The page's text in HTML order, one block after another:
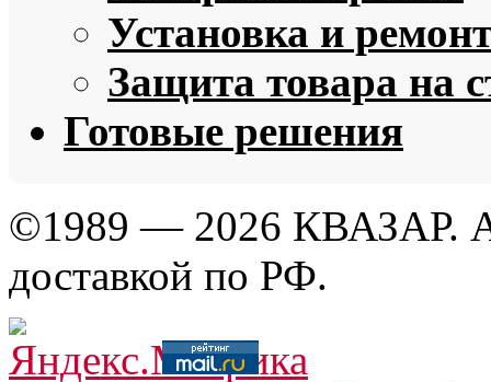
Установка и
Защита товара на
Готовые решения
©1989 — 2026 КВАЗАР.
доставкой по РФ.